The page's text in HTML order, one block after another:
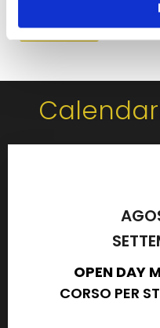
Indietro 1 … 5
OPEN DAY
CORSO PER